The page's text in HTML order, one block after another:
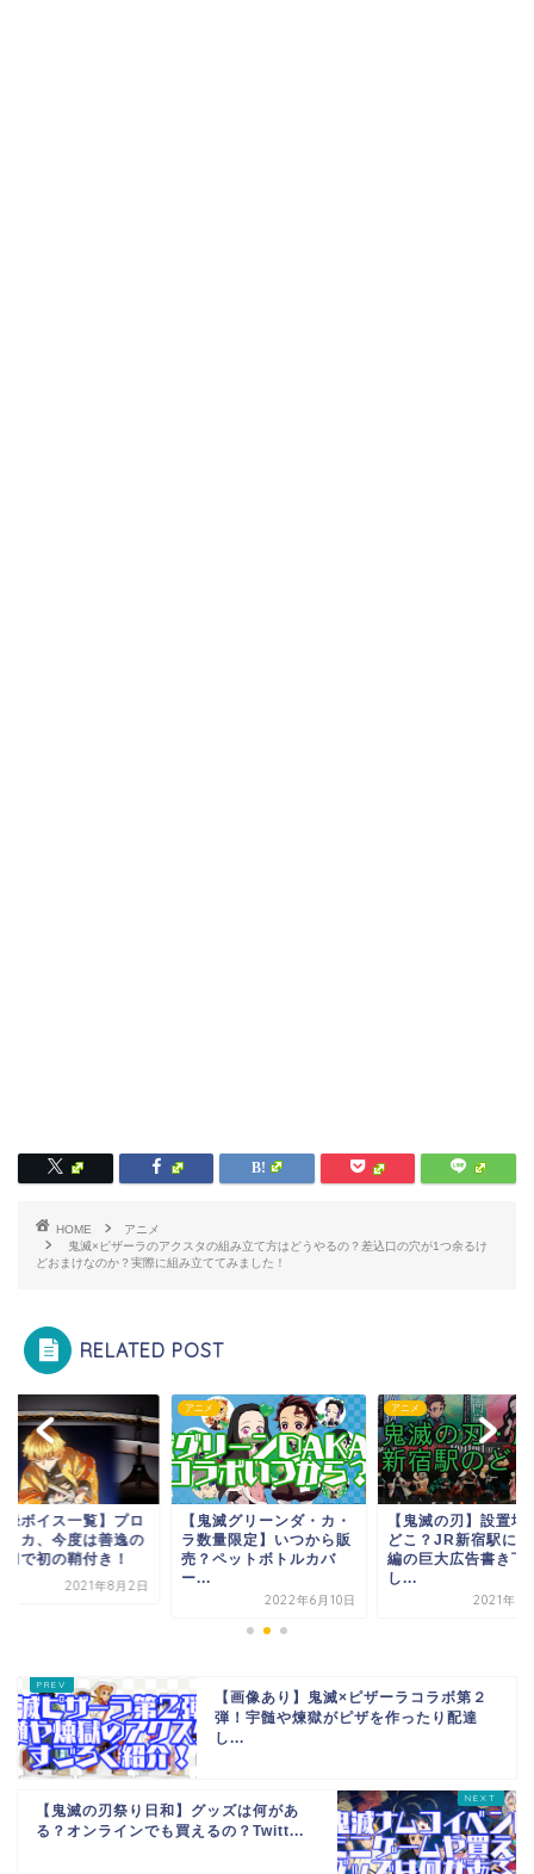
HOME
アニメ
鬼滅×ピザーラのアクスタの組み立て方はどうやるの？差込口の穴が1つ余るけ
どおまけなのか？実際に組み立ててみました！
RELATED POST
プロ
逸の
！
アニメ
【鬼滅グリーンダ・カ・
ラ数量限定】いつから販
売？ペットボトルカバ
ー...
アニメ
【鬼滅の刃】設置場所は
どこ？JR新宿駅に遊郭
編の巨大広告書き下ろ
アニメ
【収
ップ
日輪
【画像あり】鬼滅×ピザーラコラボ第２
弾！宇髄や煉獄がピザを作ったり配達
し...
【鬼滅の刃祭り日和】グッズは何があ
る？オンラインでも買えるの？Twitt...